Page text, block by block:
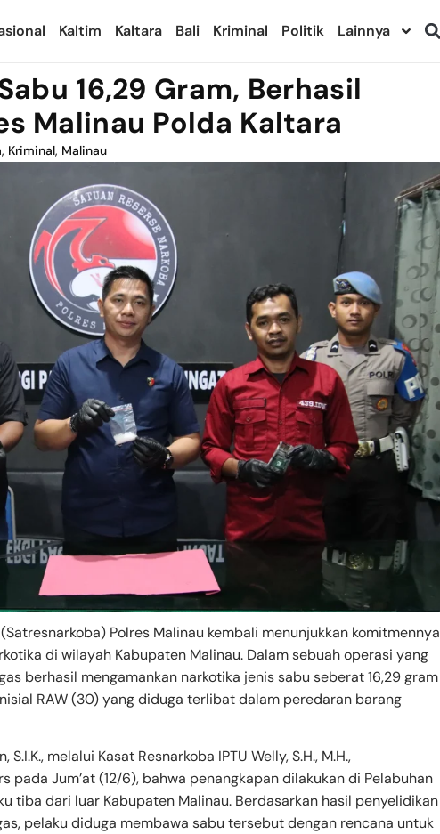
Kaltim Kaltara Bali Kriminal Politik Lainnya
16,29 Gram, Berhasil
Malinau Polda Kaltara
, Kriminal, Malinau
Polres Malinau kembali menunjukkan komitmennya
di wilayah Kabupaten Malinau. Dalam sebuah operasi yang
berhasil mengamankan narkotika jenis sabu seberat 16,29 gram
RAW (30) yang diduga terlibat dalam peredaran barang
melalui Kasat Resnarkoba IPTU Welly, S.H., M.H.,
pada Jum’at (12/6), bahwa penangkapan dilakukan di Pelabuhan
tiba dari luar Kabupaten Malinau. Berdasarkan hasil penyelidikan
pelaku diduga membawa sabu tersebut dengan rencana untuk